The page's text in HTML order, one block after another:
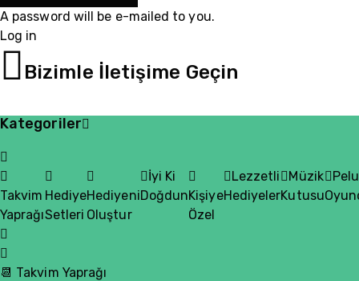
A password will be e-mailed to you.
Log in
Bizimle İletişime Geçin
Kategoriler
Takvim
Yaprağı
Hediye
Setleri
Hediyeni
Oluştur
İyi Ki
DoğdunKişiye
Özel
Lezzetli
Hediyeler
Müzik
Kutusu
📆 Takvim Yaprağı